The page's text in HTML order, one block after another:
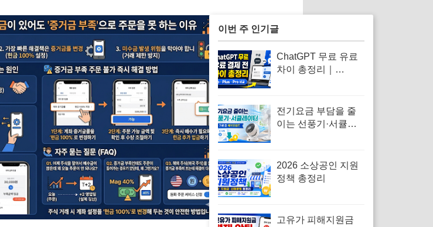
이번 주 인기글
ChatGPT 무료 유료
차이 총정리｜
전기요금 부담을 줄
이는 선풍기·서큘레
2026 소상공인 지원
정책 총정리
고유가 피해지원금